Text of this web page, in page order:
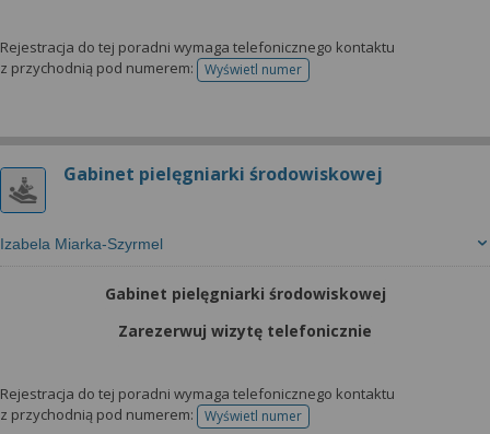
Rejestracja do tej poradni wymaga telefonicznego kontaktu
z przychodnią pod numerem:
Wyświetl numertelefonu do rejestracji
Gabinet pielęgniarki środowiskowej
Izabela Miarka-Szyrmel
Gabinet pielęgniarki środowiskowej
Zarezerwuj wizytę telefonicznie
Rejestracja do tej poradni wymaga telefonicznego kontaktu
z przychodnią pod numerem:
Wyświetl numertelefonu do rejestracji